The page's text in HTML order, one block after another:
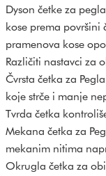
Dyson četke za
kose prema površini
pramenova kose
Različiti nastavci za
Čvrsta četka za
koje strče i manje
Tvrda četka
Mekana četka za
mekanim nitima
Okrugla četka za